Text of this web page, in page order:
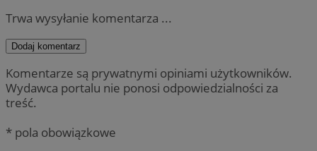
Trwa wysyłanie komentarza ...
Dodaj komentarz
Komentarze są prywatnymi opiniami użytkowników.
Wydawca portalu nie ponosi odpowiedzialności za
treść.
* pola obowiązkowe